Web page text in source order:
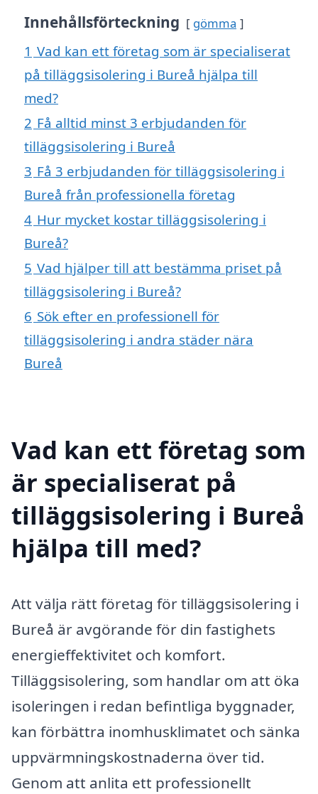
Innehållsförteckning gömma
1 Vad kan ett företag som är specialiserat
på tilläggsisolering i Bureå hjälpa till
med?
2 Få alltid minst 3 erbjudanden för
tilläggsisolering i Bureå
3 Få 3 erbjudanden för tilläggsisolering i
Bureå från professionella företag
4 Hur mycket kostar tilläggsisolering i
Bureå?
5 Vad hjälper till att bestämma priset på
tilläggsisolering i Bureå?
6 Sök efter en professionell för
tilläggsisolering i andra städer nära
Bureå
Vad kan ett företag som
är specialiserat på
tilläggsisolering i Bureå
hjälpa till med?
Att välja rätt företag för tilläggsisolering i
Bureå är avgörande för din fastighets
energieffektivitet och komfort.
Tilläggsisolering, som handlar om att öka
isoleringen i redan befintliga byggnader,
kan förbättra inomhusklimatet och sänka
uppvärmningskostnaderna över tid.
Genom att anlita ett professionellt